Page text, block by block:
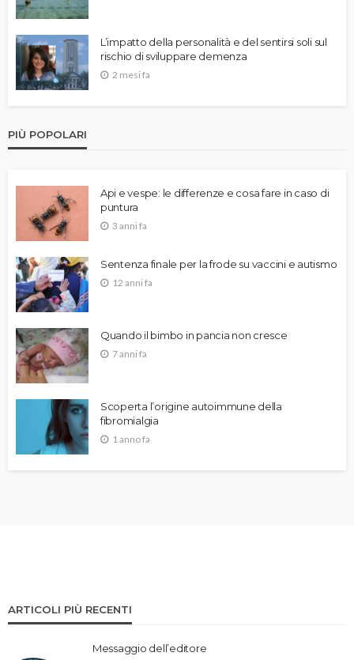
L’impatto della personalità e del sentirsi soli sul
rischio di sviluppare demenza
2 mesi fa
PIÙ POPOLARI
Api e vespe: le differenze e cosa fare in caso di
puntura
3 anni fa
Sentenza finale per la frode su vaccini e autismo
12 anni fa
Quando il bimbo in pancia non cresce
7 anni fa
Scoperta l’origine autoimmune della
fibromialgia
1 anno fa
ARTICOLI PIÙ RECENTI
Messaggio dell’editore